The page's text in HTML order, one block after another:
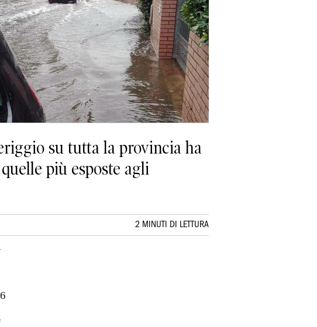
su tutta la provincia ha
più esposte agli
2 MINUTI DI LETTURA